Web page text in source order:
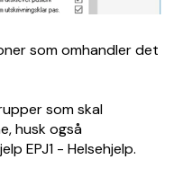
som omhandler det
som skal
husk også
EPJ1 - Helsehjelp.